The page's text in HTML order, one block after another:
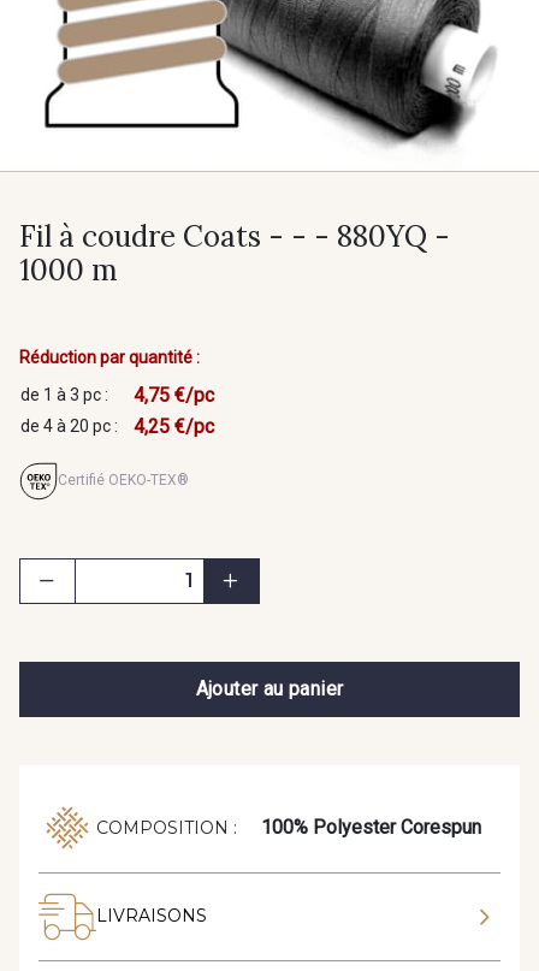
Fil à coudre Coats - - - 880YQ -
1000 m
Réduction par quantité :
de 1 à 3 pc :
4,75 €/pc
de 4 à 20 pc : 4,25 €/pc
Certifié OEKO-TEX®
Ajouter au panier
COMPOSITION : 100% Polyester Corespun
LIVRAISONS